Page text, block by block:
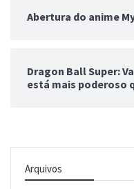
Abertura do anime
Dragon Ball Super:
está mais poderoso
Arquivos